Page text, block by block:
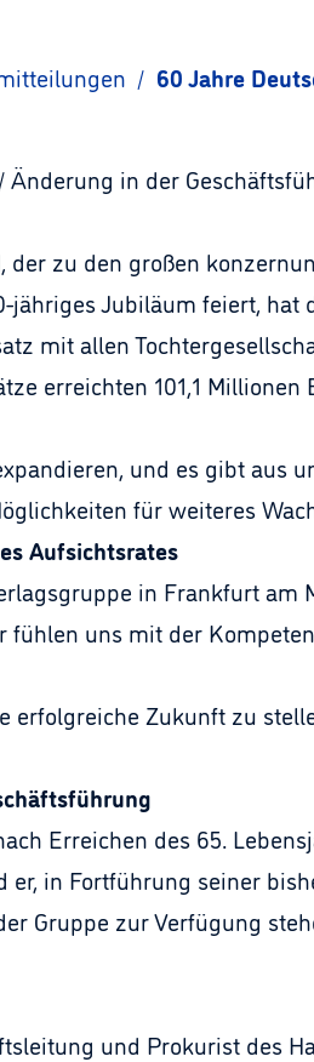
/ 60 Jahre
in der
der zu den großen
jähriges Jubiläum feiert,
mit allen
erreichten 101,1 Millionen
und es gibt aus
für weiteres
Aufsichtsrates
in Frankfurt am
fühlen uns mit der
erfolgreiche Zukunft zu
Erreichen des 65.
in Fortführung seiner
Gruppe zur Verfügung
und Prokurist des